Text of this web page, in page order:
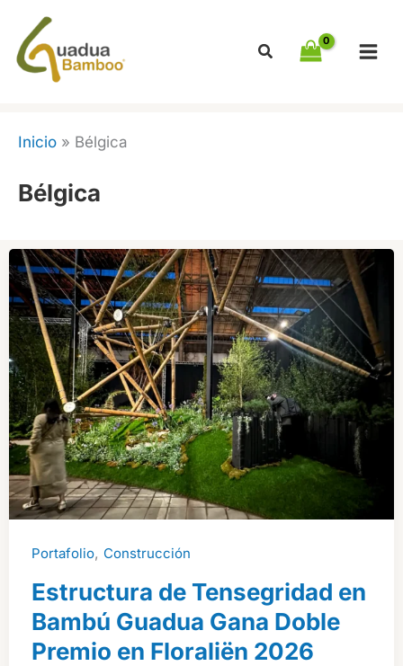
contenido
Inicio » Bélgica
Bélgica
Portafolio, Construcción
Estructura de Tensegridad en
Bambú Guadua Gana Doble
Premio en Floraliën 2026